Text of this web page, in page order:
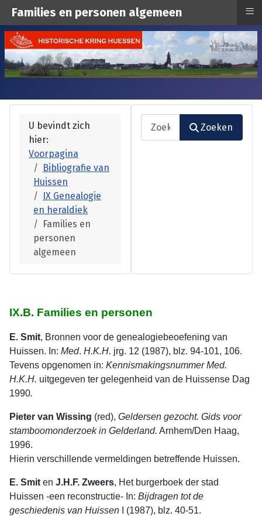
U bevindt zich
hier:
Voorpagina
Bibliografie van
Huissen
IX Genealogie
en heraldiek
Families en
personen
algemeen
Zoeken
Zoeken
IX.B. Families en personen
E. Smit, Bronnen voor de genealogiebeoefening van
Huissen. In: Med. H.K.H. jrg. 12 (1987), blz. 94-101, 106.
Tevens opgenomen in: Kennismakingsnummer Med.
H.K.H. uitgegeven ter gelegenheid van de Huissense Dag
1990.
Pieter van Wissing (red), Geldersen gezocht. Gids voor
stamboomonderzoek in Gelderland. Arnhem/Den Haag,
1996.
Hierin verschillende vermeldingen betreffende Huissen.
E. Smit en J.H.F. Zweers, Het burgerboek der stad
Huissen -een recon­structie- In: Bijdragen tot de
geschiedenis van Huissen I (1987), blz. 40-51.
Families en personen algemeen ≡